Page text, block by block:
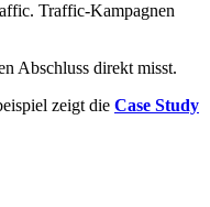
Traffic-Kampagnen
Abschluss direkt misst.
zeigt die Case Study